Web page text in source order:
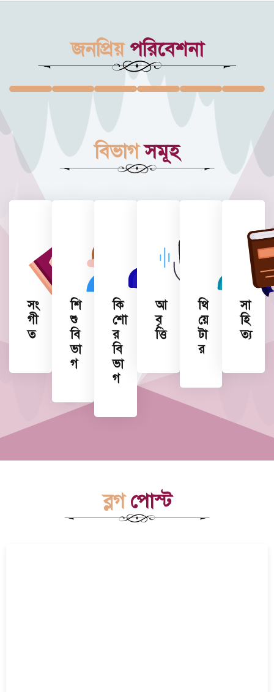
জনপ্রিয় পরিবেশনা
বিভাগ সমূহ
সং
গী
ত
শি
শু
বি
ভা
গ
কি
শো
র
বি
ভা
গ
আ
বৃ
ত্তি
থি
য়ে
টা
র
সা
হি
ত্য
ব্লগপোস্ট